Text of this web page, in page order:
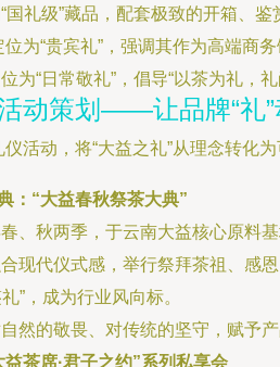
国礼级”藏品，配套极致的开箱、
位为“贵宾礼”，强调其作为高端商
为“日常敬礼”，倡导“以茶为礼，
动策划——让品牌“礼”
活动，将“大益之礼”从理念转化
：“大益春秋祭茶大典”
、秋两季，于云南大益核心原料基
现代仪式感，举行祭拜茶祖、感
”，成为行业风向标。
然的敬畏、对传统的坚守，赋予产
茶席·君子之约”系列私享会